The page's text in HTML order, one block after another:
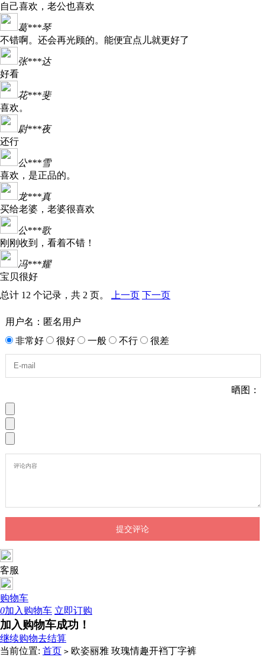
自己喜欢，老公也喜欢
葛***琴
不错啊。还会再光顾的。能便宜点儿就更好了
张***达
好看
花***斐
喜欢。
尉***夜
还行
公***雪
喜欢，是正品的。
龙***真
买给老婆，老婆很喜欢
公***歌
刚刚收到，看着不错！
冯***耀
宝贝很好
总计 12 个记录，共 2 页。
上一页 下一页
用户名：匿名用户
非常好
很好 一般 不行 很差
晒图：
客服
购物车
0加入购物车 立即订购
加入购物车成功！
继续购物去结算
当前位置: 首页 > 欧姿丽雅 玫瑰情趣开裆丁字裤